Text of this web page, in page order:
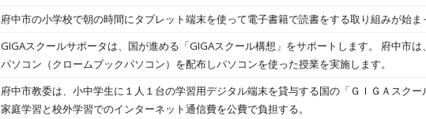
府中市の小学校で朝の時間にタブレット端末を使って電子書籍で読書をする取り組みが始ま
GIGAスクールサポータは、国が進める「GIGAスクール構想」をサポートします。 府中市
パソコン（クロームブックパソコン）を配布しパソコンを使った授業を実施します。
府中市教委は、小中学生に１人１台の学習用デジタル端末を貸与する国の「ＧＩＧＡスク
家庭学習と校外学習でのインターネット通信費を公費で負担する。